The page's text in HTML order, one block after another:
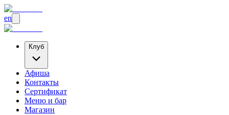
en
Клуб
Афиша
Контакты
Сертификат
Меню и бар
Магазин